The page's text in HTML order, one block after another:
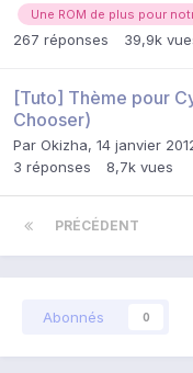
Une ROM de plus pour
267 réponses 39,9k
[Tuto] Thème pour
Chooser)
Par Okizha, 14 janvier
3 réponses 8,7k vues
PRÉCÉDENT
Abonnés 0